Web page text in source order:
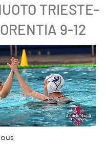
TRIESTE-
9-12